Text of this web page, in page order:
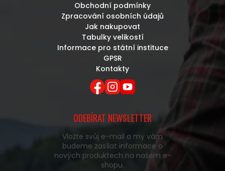
Obchodní podmínky
Zpracování osobních údajů
Jak nakupovat
Tabulky velikostí
Informace pro státní instituce
GPSR
Kontakty
ODEBÍRAT NEWSLETTER
Vložte svůj e-mail a my vám
budeme zasílat informace o
nových produktech na našem e-
shopu.